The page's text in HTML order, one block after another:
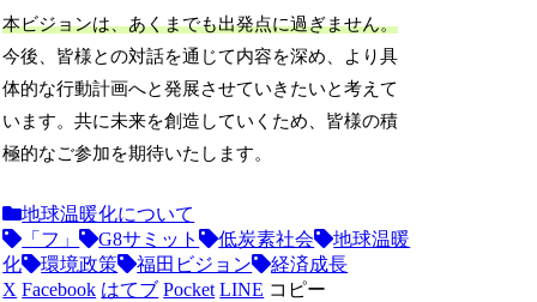
本ビジョンは、あくまでも出発点に過ぎません。
今後、皆様との対話を通じて内容を深め、より具
体的な行動計画へと発展させていきたいと考えて
います。共に未来を創造していくため、皆様の積
極的なご参加を期待いたします。
地球温暖化について
「フ」
G8サミット 低炭素社会
地球温暖
化
環境政策 福田ビジョン
経済成長
X Facebook はてブ Pocket LINE コピー